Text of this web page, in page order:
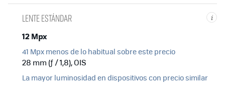
i
LENTE ESTÁNDAR
12 Mpx
41 Mpx menos de lo habitual sobre este precio
28 mm (ƒ / 1,8), OIS
La mayor luminosidad en dispositivos con precio similar